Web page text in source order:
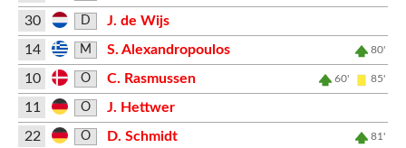
30 D
J. de Wijs
14
M S. Alexandropoulos 80'
10 O C. Rasmussen 60' 85'
11 O
J. Hettwer
22
O D. Schmidt 81'